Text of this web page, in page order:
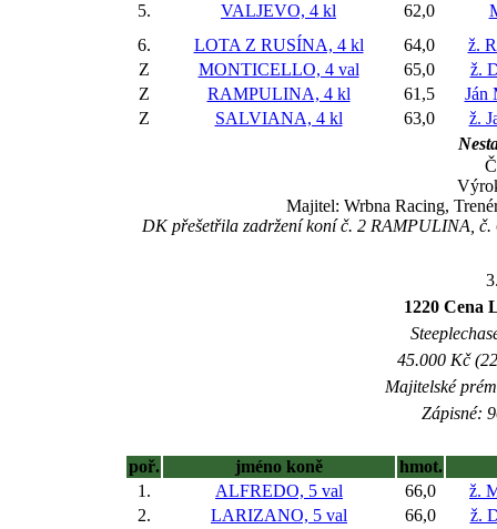
5.
VALJEVO, 4 kl 62,0
6.
LOTA Z RUSÍNA, 4 kl 64,0
ž.
Z
MONTICELLO, 4 val 65,0
ž.
Z
RAMPULINA, 4 kl 61,5
Ján
Z
SALVIANA, 4 kl 63,0
ž.
Majitel: Wrbna Racing,
DK přešetřila zadržení koní č. 2 RAMPULINA,
1220 Cena
45.000 Kč
Majitelské
Zápisné:
poř. jméno koně
hmot.
1.
ALFREDO, 5 val 66,0
ž.
2.
LARIZANO, 5 val 66,0
ž.